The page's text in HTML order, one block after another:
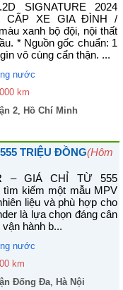
SIGNATURE 2024
CẤP XE GIA ĐÌNH /
xanh bộ đội, nội thất
* Nguồn gốc chuẩn: 1
vô cùng cẩn thận. ...
nước
km
2, Hồ Chí Minh
TRIỆU ĐỒNG(Hôm
– GIÁ CHỈ TỪ 555
kiếm một mẫu MPV
liệu và phù hợp cho
là lựa chọn đáng cân
hành b...
nước
km
Đống Đa, Hà Nội